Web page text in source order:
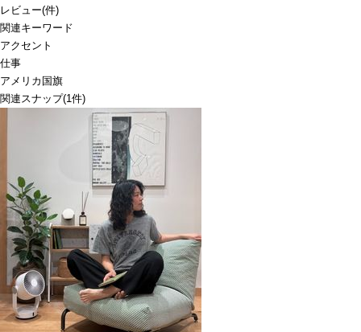
レビュー(件)
関連キーワード
アクセント
仕事
アメリカ国旗
関連スナップ(1件)